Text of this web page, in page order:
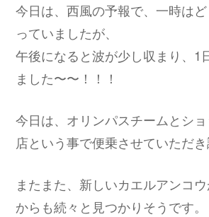
今日は、西風の予報で、一時は
っていましたが、
午後になると波が少し収まり、1
ました〜〜！！！
今日は、オリンパスチームとシ
店という事で便乗させていただき
またまた、新しいカエルアンコ
からも続々と見つかりそうです。